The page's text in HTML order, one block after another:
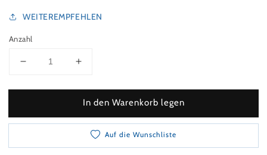
WEITEREMPFEHLEN
Anzahl
Verringeren Sie die Menge für Slingback Pumps
Erhöhen Sie die Menge für Slingback
In den Warenkorb legen
Auf die Wunschliste